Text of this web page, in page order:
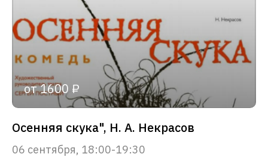
от 1600 ₽
Осенняя скука", Н. А. Некрасов
06 сентября, 18:00-19:30